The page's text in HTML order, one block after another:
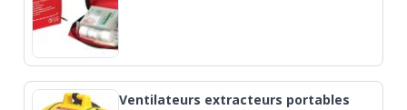
Ventilateurs extracteurs portables